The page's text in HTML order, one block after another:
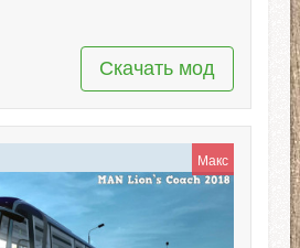
Скачать мод
Макс